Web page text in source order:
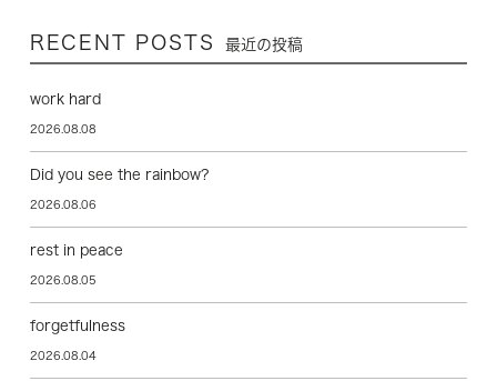
RECENT POSTS 最近の投稿
work hard
2026.08.08
Did you see the rainbow?
2026.08.06
rest in peace
2026.08.05
forgetfulness
2026.08.04